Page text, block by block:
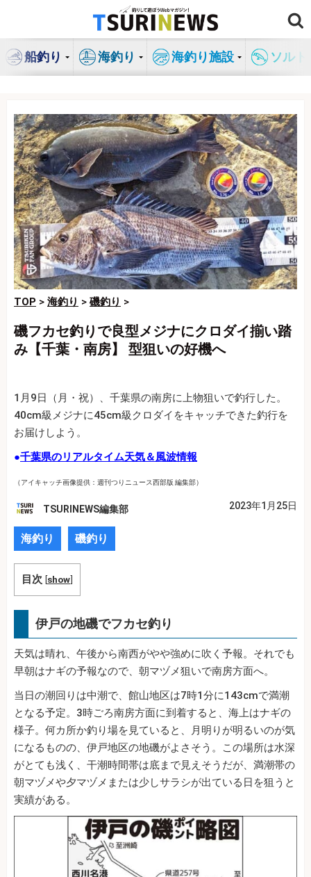
ン
船釣り 海釣り 海釣り施設 ソル
TOP > 海釣り > 磯釣り >
磯フカセ釣りで良型メジナにクロダイ揃い踏
み【千葉・南房】 型狙いの好機へ
1月9日（月・祝）、千葉県の南房に上物狙いで釣行した。
40cm級メジナに45cm級クロダイをキャッチできた釣行を
お届けしよう。
●千葉県のリアルタイム天気＆風波情報
（アイキャッチ画像提供：週刊つりニュース西部版 編集部）
TSURINEWS編集部 2023年1月25日
海釣り 磯釣り
目次 [show]
伊戸の地磯でフカセ釣り
天気は晴れ、午後から南西がやや強めに吹く予報。それでも
早朝はナギの予報なので、朝マヅメ狙いで南房方面へ。
当日の潮回りは中潮で、館山地区は7時1分に143cmで満潮
となる予定。3時ごろ南房方面に到着すると、海上はナギの
様子。何カ所か釣り場を見ていると、月明りが明るいのが気
になるものの、伊戸地区の地磯がよさそう。この場所は水深
がとても浅く、干潮時間帯は底まで見えそうだが、満潮帯の
朝マヅメや夕マヅメまたは少しサラシが出ている日を狙うと
実績がある。